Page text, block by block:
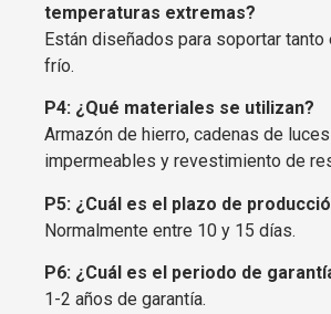
temperaturas extremas?
Están diseñados para soportar
frío.
P4: ¿Qué materiales se utilizan?
Armazón de hierro, cadenas de
impermeables y revestimiento de
P5: ¿Cuál es el plazo de
Normalmente entre 10 y 15 días.
P6: ¿Cuál es el periodo de
1-2 años de garantía.